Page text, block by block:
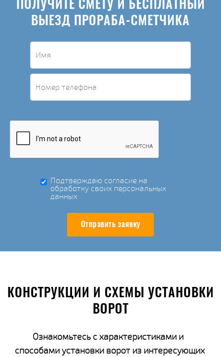
ПОЛУЧИТЕ СМЕТУ И БЕСПЛАТНЫЙ
ВЫЕЗД ПРОРАБА-СМЕТЧИКА
Подтверждаю согласие на
обработку своих персональных
данных
Отправить заявку
КОНСТРУКЦИИ И СХЕМЫ УСТАНОВКИ
ВОРОТ
Ознакомьтесь с характеристиками и
способами установки ворот из интересующих